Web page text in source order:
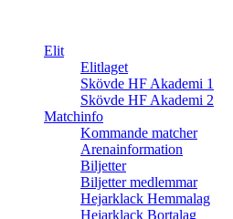
Elit
Elitlaget
Skövde HF Akademi 1
Skövde HF Akademi 2
Matchinfo
Kommande matcher
Arenainformation
Biljetter
Biljetter medlemmar
Hejarklack Hemmalag
Hejarklack Bortalag